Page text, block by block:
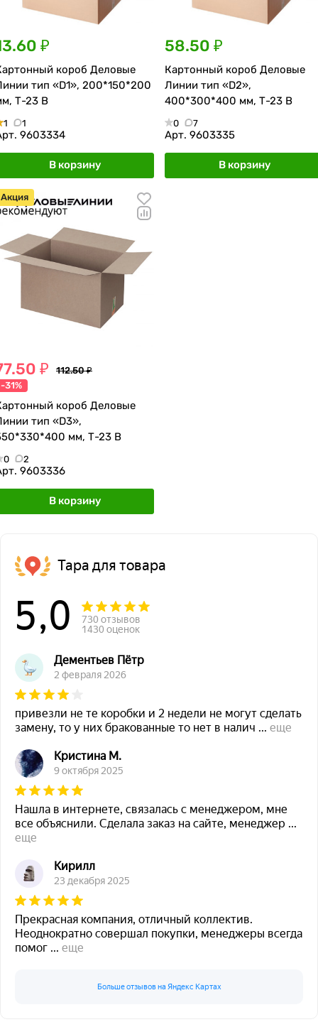
₽
короб Деловые
тип «D1», 200*150*200
Т-23 В
1 1
9603334
В корзину
58.50 ₽
Картонный короб Деловые
Линии тип «D2»,
400*300*400 мм, Т-23 В
0 7
Арт. 9603335
В корзину
Акция
₽
112.50 ₽
-31%
короб Деловые
тип «D3»,
мм, Т-23 В
0 2
9603336
В корзину
Тара для товара
5,0
730 отзывов
1430 оценок
Дементьев Пётр
2 февраля 2026
привезли не те коробки и 2 недели не могут сделать
замену, то у них бракованные то нет в налич ... еще
Кристина М.
9 октября 2025
Нашла в интернете, связалась с менеджером, мне
все объяснили. Сделала заказ на сайте, менеджер ...
еще
Кирилл
23 декабря 2025
Прекрасная компания, отличный коллектив.
Неоднократно совершал покупки, менеджеры всегда
помог ... еще
Больше отзывов на Яндекс Картах